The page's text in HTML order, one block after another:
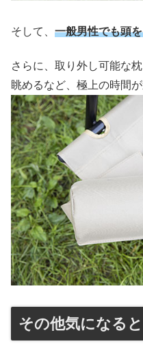
そして、 一般男性でも頭
さらに、取り外し可能な
眺めるなど、極上の時間
その他気になる